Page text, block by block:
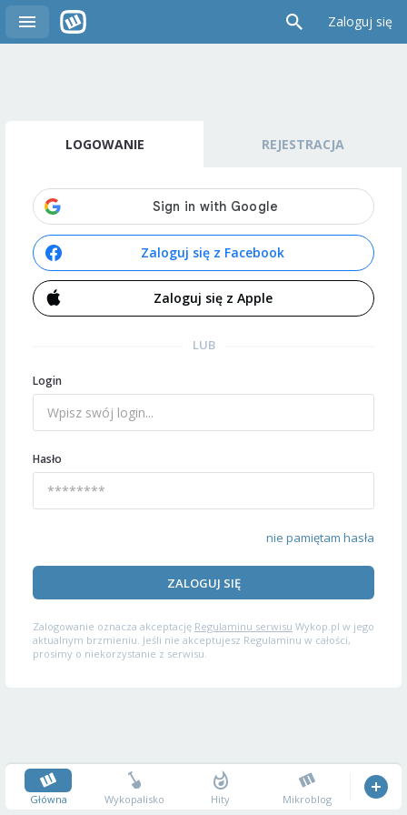
Zaloguj się
LOGOWANIE REJESTRACJA
Zaloguj się z Facebook
Zaloguj się z Apple
LUB
Login
Hasło
nie pamiętam hasła
ZALOGUJ SIĘ
Zalogowanie oznacza akceptację Regulaminu serwisu Wykop.pl w jego
aktualnym brzmieniu. Jeśli nie akceptujesz Regulaminu w całości,
prosimy o niekorzystanie z serwisu.
Główna Wykopalisko Hity Mikroblog